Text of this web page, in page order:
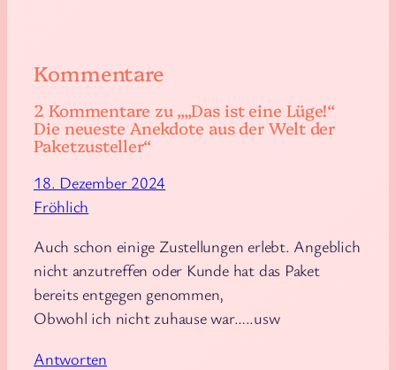
Kommentare
2 Kommentare zu „„Das ist eine Lüge!“
Die neueste Anekdote aus der Welt der
Paketzusteller“
18. Dezember 2024
Fröhlich
Auch schon einige Zustellungen erlebt. Angeblich
nicht anzutreffen oder Kunde hat das Paket
bereits entgegen genommen,
Obwohl ich nicht zuhause war…..usw
Antworten